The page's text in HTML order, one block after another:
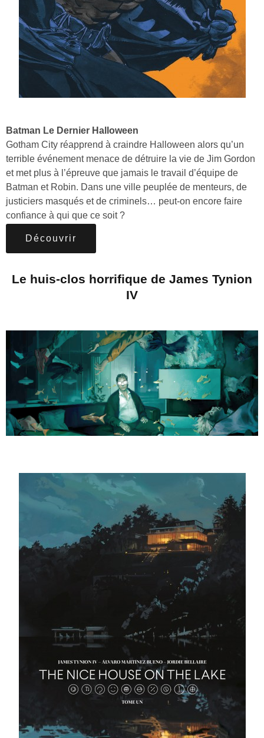
Batman Le Dernier Halloween
Gotham City réapprend à craindre Halloween alors qu’un
terrible événement menace de détruire la vie de Jim Gordon
et met plus à l’épreuve que jamais le travail d’équipe de
Batman et Robin. Dans une ville peuplée de menteurs, de
justiciers masqués et de criminels… peut-on encore faire
confiance à qui que ce soit ?
Découvrir
Le huis-clos horrifique de James Tynion
IV